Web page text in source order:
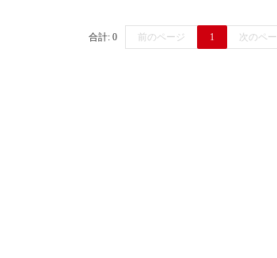
合計: 0 前のページ 1 次のペ